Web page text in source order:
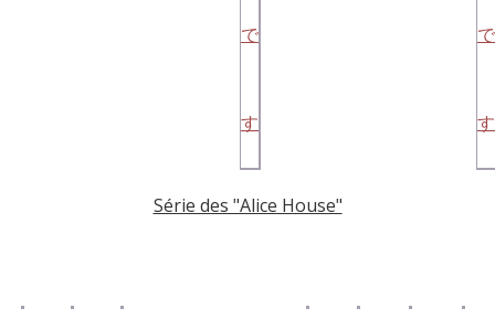
Série des "Alice House"